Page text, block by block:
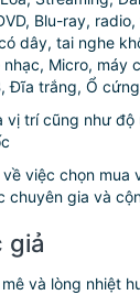
Blu-ray,
dây, tai nghe
Micro, máy
Đĩa trắng, Ổ
vị trí cũng như
việc chọn mua
chuyên gia và
giả
và lòng nhiệt